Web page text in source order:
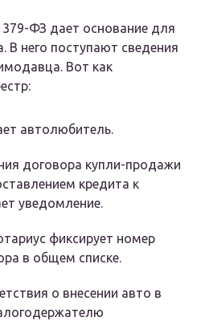
ФЗ дает основание для
В него поступают сведения
Вот как
автолюбитель.
договора купли-продажи
кредита к
уведомление.
фиксирует номер
в общем списке.
о внесении авто в